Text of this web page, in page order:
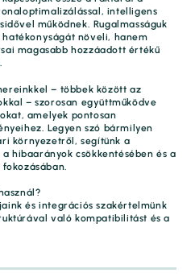
intelligens
működnek. Rugalmasságuk
növeli, hanem
magasabb hozzáadott értékű
– többek között az
– szorosan együttműködve
amelyek pontosan
Legyen szó bármilyen
környezetről, segítünk a
hibaarányok csökkentésében és a
és integrációs szakértelmünk
való kompatibilitást és a